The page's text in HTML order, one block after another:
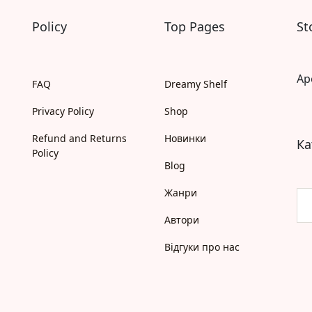
Мої бажанки
Policy
FAQ
Privacy Policy
Refund and Returns
Policy
Top Pages
Dreamy Shelf
Shop
Новинки
Blog
Жанри
Автори
Відгуки про нас